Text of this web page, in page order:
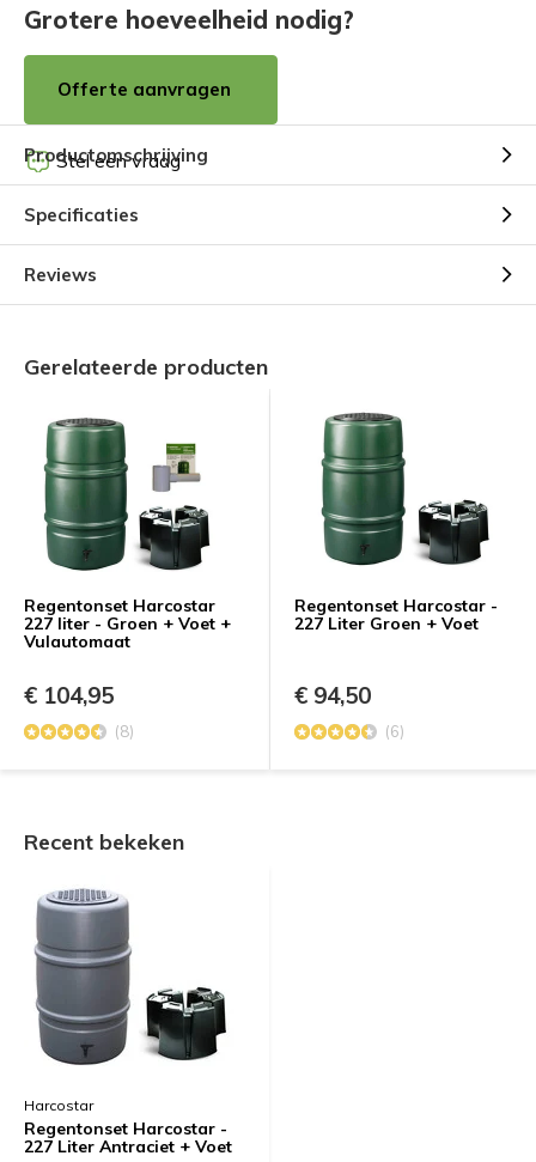
Grotere hoeveelheid nodig?
Offerte aanvragen
Stel een vraag
Productomschrijving
Specificaties
Reviews
Gerelateerde producten
Regentonset Harcostar
227 liter - Groen + Voet +
Vulautomaat
€ 104,95
(8)
Regentonset Harcostar -
227 Liter Groen + Voet
€ 94,50
(6)
Recent bekeken
Harcostar
Regentonset Harcostar -
227 Liter Antraciet + Voet